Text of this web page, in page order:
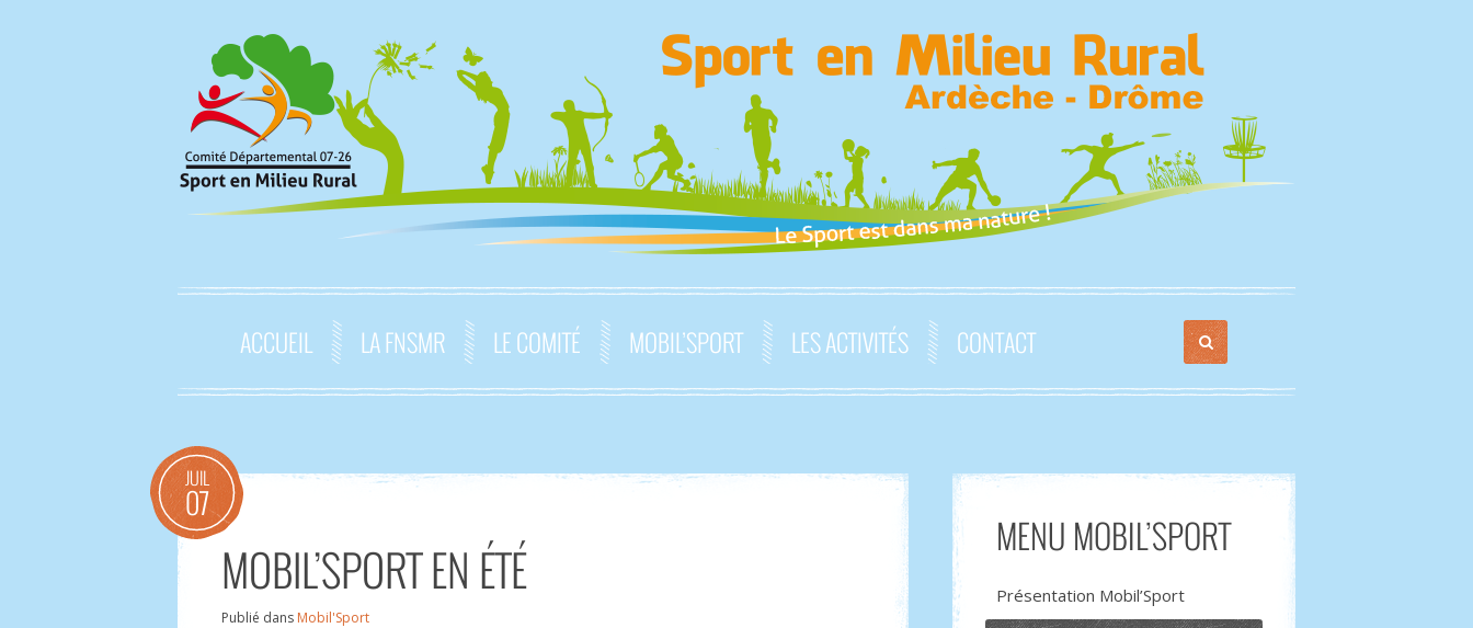
ACCUEIL LA FNSMR LE COMITÉ MOBIL’SPORT LES ACTIVITÉS CONTACT
JUIL
07
MOBIL’SPORT EN ÉTÉ
Publié dans Mobil'Sport
MENU MOBIL’SPORT
Présentation Mobil’Sport